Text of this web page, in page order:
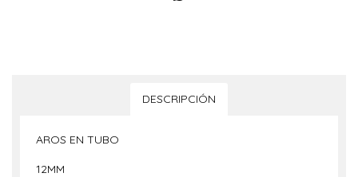
DESCRIPCIÓN
AROS EN TUBO
12MM